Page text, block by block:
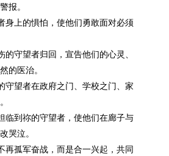
报。
身上的惧怕，使他们勇敢面对必须
的守望者归回，宣告他们的心灵、
的医治。
守望者在政府之门、学校之门、家
临到祢的守望者，使他们在廊子与
哭泣。
再孤军奋战，而是合一兴起，共同